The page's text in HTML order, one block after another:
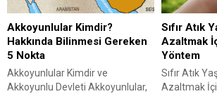
ve finansal özgürlüğünüze
kavuşmanıza yardımcı olacak 12
etkili...
parçasıdır.
çocuklarının
Akkoyunlular Kimdir?
Hakkında Bilinmesi Gereken
5 Nokta
Akkoyunlular Kimdir ve
Akkoyunlu Devleti Akkoyunlular,
Sıfır Atık
Azaltmak
Yöntem
Sıfır Atık
Azaltmak